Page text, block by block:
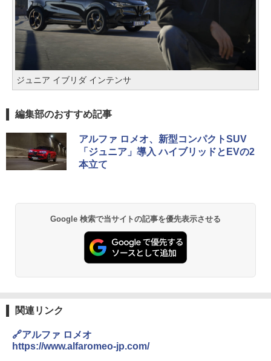
ジュニア イブリダ インテンサ
編集部のおすすめ記事
アルファ ロメオ、新型コンパクトSUV
「ジュニア」導入 ハイブリッドとEVの2
本立て
Google 検索で当サイトの記事を優先表示させる
関連リンク
🔗アルファ ロメオ
https://www.alfaromeo-jp.com/